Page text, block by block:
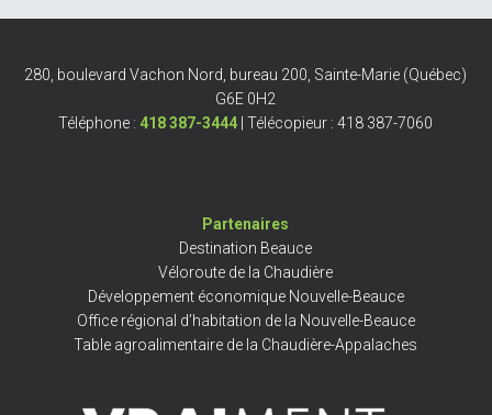
280, boulevard Vachon Nord, bureau 200, Sainte-Marie (Québec)
G6E 0H2
Téléphone : 418 387-3444 | Télécopieur : 418 387-7060
Partenaires
Destination Beauce
Véloroute de la Chaudière
Développement économique Nouvelle-Beauce
Office régional d’habitation de la Nouvelle-Beauce
Table agroalimentaire de la Chaudière-Appalaches